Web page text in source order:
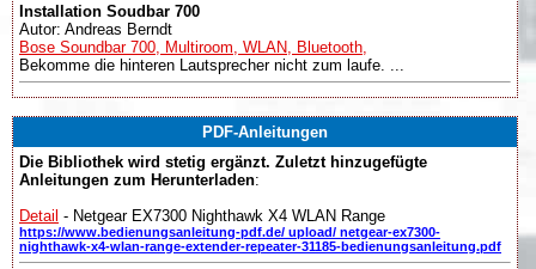
Installation Soudbar 700
Autor: Andreas Berndt
Bose Soundbar 700, Multiroom, WLAN, Bluetooth,
Bekomme die hinteren Lautsprecher nicht zum laufe. ...
PDF-Anleitungen
Die Bibliothek wird stetig ergänzt. Zuletzt hinzugefügte
Anleitungen zum Herunterladen:
Detail - Netgear EX7300 Nighthawk X4 WLAN Range
https://www.bedienungsanleitung-pdf.de/ upload/ netgear-ex7300-
nighthawk-x4-wlan-range-extender-repeater-31185-bedienungsanleitung.pdf